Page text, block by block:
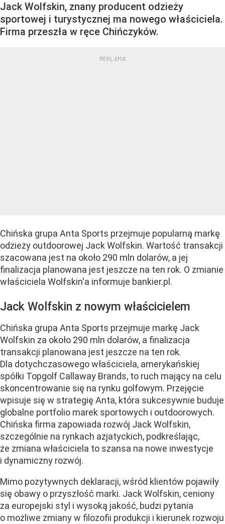
Jack Wolfskin, znany producent odzieży
sportowej i turystycznej ma nowego właściciela.
Firma przeszła w ręce Chińczyków.
Chińska grupa Anta Sports przejmuje popularną markę
odzieży outdoorowej Jack Wolfskin. Wartość transakcji
szacowana jest na około 290 mln dolarów, a jej
finalizacja planowana jest jeszcze na ten rok. O zmianie
właściciela Wolfskin'a informuje bankier.pl.
Jack Wolfskin z nowym właścicielem
Chińska grupa Anta Sports przejmuje markę Jack
Wolfskin za około 290 mln dolarów, a finalizacja
transakcji planowana jest jeszcze na ten rok.
Dla dotychczasowego właściciela, amerykańskiej
spółki Topgolf Callaway Brands, to ruch mający na celu
skoncentrowanie się na rynku golfowym. Przejęcie
wpisuje się w strategię Anta, która sukcesywnie buduje
globalne portfolio marek sportowych i outdoorowych.
Chińska firma zapowiada rozwój Jack Wolfskin,
szczególnie na rynkach azjatyckich, podkreślając,
że zmiana właściciela to szansa na nowe inwestycje
i dynamiczny rozwój.
Mimo pozytywnych deklaracji, wśród klientów pojawiły
się obawy o przyszłość marki. Jack Wolfskin, ceniony
za europejski styl i wysoką jakość, budzi pytania
o możliwe zmiany w filozofii produkcji i kierunek rozwoju